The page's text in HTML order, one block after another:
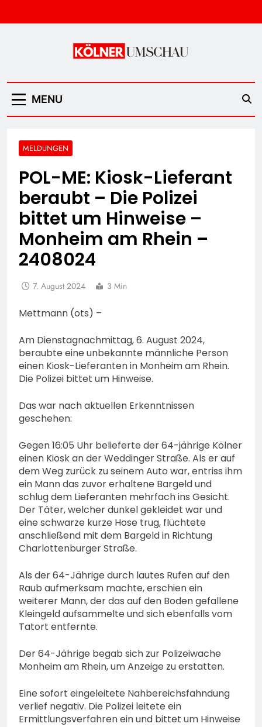
to
Kölner Umschau
MENU
MELDUNGEN
POL-ME: Kiosk-Lieferant
beraubt – Die Polizei
bittet um Hinweise –
Monheim am Rhein –
2408024
7. August 2024 3 Min
Mettmann (ots) –
Am Dienstagnachmittag, 6. August 2024,
beraubte eine unbekannte männliche Person
einen Kiosk-Lieferanten in Monheim am Rhein.
Die Polizei bittet um Hinweise.
Das war nach aktuellen Erkenntnissen
geschehen:
Gegen 16:05 Uhr belieferte der 64-jährige Kölner
einen Kiosk an der Weddinger Straße. Als er auf
dem Weg zurück zu seinem Auto war, entriss ihm
ein Mann das zuvor erhaltene Bargeld und
schlug dem Lieferanten mehrfach ins Gesicht.
Der Täter, welcher dunkel gekleidet war und
eine schwarze kurze Hose trug, flüchtete
anschließend mit dem Bargeld in Richtung
Charlottenburger Straße.
Als der 64-Jährige durch lautes Rufen auf den
Raub aufmerksam machte, erschien ein
weiterer Mann, der das auf den Boden gefallene
Kleingeld aufsammelte und sich ebenfalls vom
Tatort entfernte.
Der 64-Jährige begab sich zur Polizeiwache
Monheim am Rhein, um Anzeige zu erstatten.
Eine sofort eingeleitete Nahbereichsfahndung
verlief negativ. Die Polizei leitete ein
Ermittlungsverfahren ein und bittet um Hinweise